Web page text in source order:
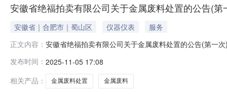
安徽省绝福拍卖有限公司关于金属废料处置的公告(
安徽省｜合肥市｜蜀山区 仪器仪表
服务
正文内容： 安徽省绝福拍卖有限公司关于金属废料处置的公告(第一
何解释，标的物因存放时间年限已久来源某厂家设备仪
话联系。2、标的物地址：因标的物库房涉及全
发布时间： 2025-11-05 17:08
相关产品：
金属废料处置 金属废料